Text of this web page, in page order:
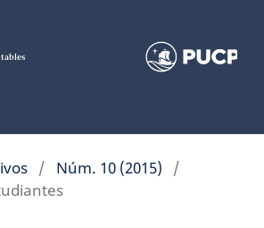
/ Núm. 10 (2015)
/